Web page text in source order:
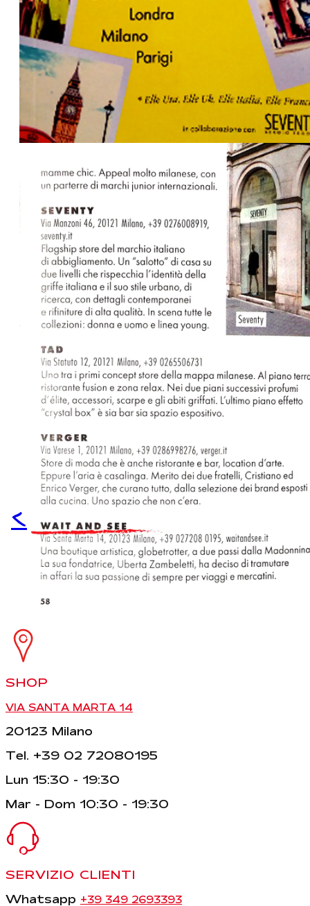
<
SHOP
VIA SANTA MARTA 14
20123 Milano
Tel. +39 02 72080195
Lun 15:30 - 19:30
Mar - Dom 10:30 - 19:30
SERVIZIO CLIENTI
Whatsapp +39 349 2693393